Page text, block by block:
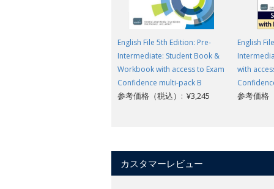
English File 5th Edition: Pre-
Intermediate: Student Book &
Workbook with access to Exam
Confidence multi-pack B
参考価格（税込）: ¥3,245
English
with
参考価格
カスタマーレビュー